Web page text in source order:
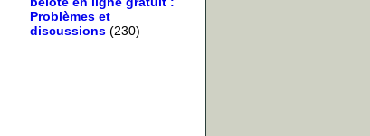
Problèmes et
discussions (230)